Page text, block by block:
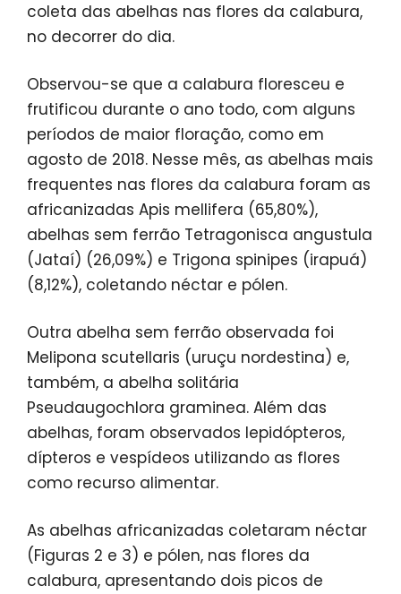
coleta das abelhas nas flores da calabura,
no decorrer do dia.
Observou-se que a calabura floresceu e
frutificou durante o ano todo, com alguns
períodos de maior floração, como em
agosto de 2018. Nesse mês, as abelhas mais
frequentes nas flores da calabura foram as
africanizadas Apis mellifera (65,80%),
abelhas sem ferrão Tetragonisca angustula
(Jataí) (26,09%) e Trigona spinipes (irapuá)
(8,12%), coletando néctar e pólen.
Outra abelha sem ferrão observada foi
Melipona scutellaris (uruçu nordestina) e,
também, a abelha solitária
Pseudaugochlora graminea. Além das
abelhas, foram observados lepidópteros,
dípteros e vespídeos utilizando as flores
como recurso alimentar.
As abelhas africanizadas coletaram néctar
(Figuras 2 e 3) e pólen, nas flores da
calabura, apresentando dois picos de